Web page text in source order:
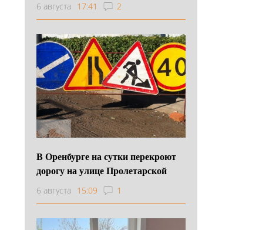
6 августа 17:41 2
В Оренбурге на сутки перекроют
дорогу на улице Пролетарской
6 августа 15:09 1